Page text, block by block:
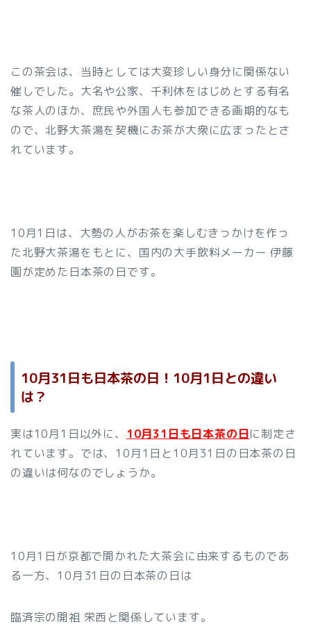
この茶会は、当時としては大変珍しい身分に関係ない
催しでした。大名や公家、千利休をはじめとする有名
な茶人のほか、庶民や外国人も参加できる画期的なも
ので、北野大茶湯を契機にお茶が大衆に広まったとさ
れています。
10月1日は、大勢の人がお茶を楽しむきっかけを作っ
た北野大茶湯をもとに、国内の大手飲料メーカー 伊藤
園が定めた日本茶の日です。
10月31日も日本茶の日！10月1日との違い
は？
実は10月1日以外に、 10月31日も日本茶の日に制定さ
れています。では、10月1日と10月31日の日本茶の日
の違いは何なのでしょうか。
10月1日が京都で開かれた大茶会に由来するものであ
る一方、10月31日の日本茶の日は
臨済宗の開祖 栄西と関係しています。